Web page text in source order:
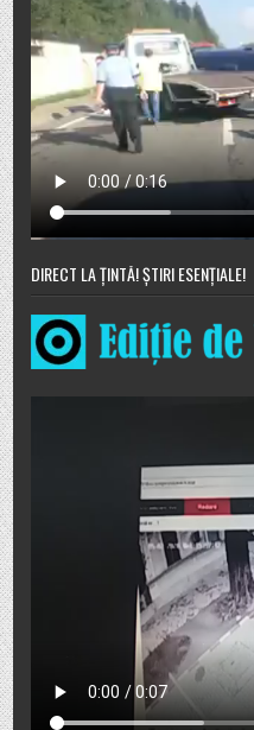
DIRECT LA ȚINTĂ! ȘTIRI ESENȚIALE!